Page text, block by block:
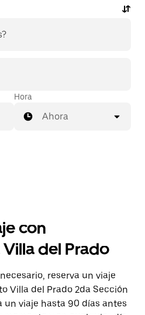
Hora
Ahora
con
del Prado
reserva un viaje
Villa del Prado 2da Sección
un viaje hasta 90 días antes